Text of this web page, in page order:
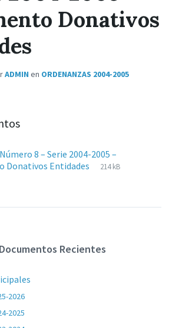
Donativos
ADMIN en ORDENANZAS 2004-2005
8 – Serie 2004-2005 –
Donativos Entidades
Extensiones
pdf
Tamaño
214 kB
Recientes
2026
2025